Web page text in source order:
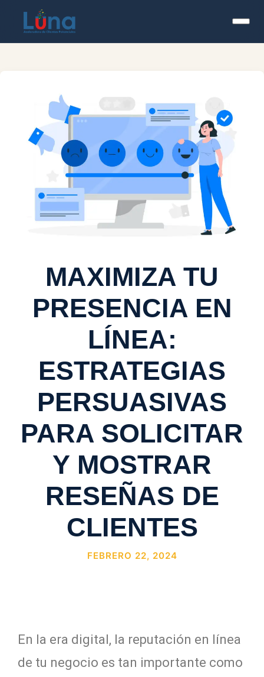
MAXIMIZA TU
PRESENCIA EN
LÍNEA:
ESTRATEGIAS
PERSUASIVAS
PARA SOLICITAR
Y MOSTRAR
RESEÑAS DE
CLIENTES
FEBRERO 22, 2024
En la era digital, la reputación en línea
de tu negocio es tan importante como